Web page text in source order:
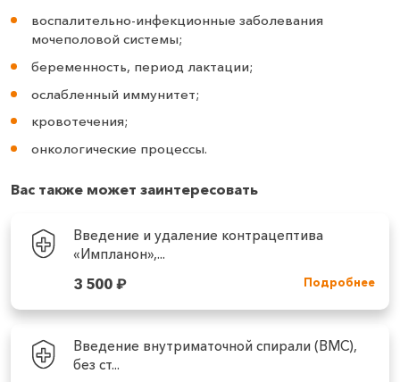
воспалительно-инфекционные заболевания
мочеполовой системы;
беременность, период лактации;
ослабленный иммунитет;
кровотечения;
онкологические процессы.
Вас также может заинтересовать
Введение и удаление контрацептива
«Импланон»,...
3 500₽ Подробнее
Введение внутриматочной спирали (ВМС),
без ст...